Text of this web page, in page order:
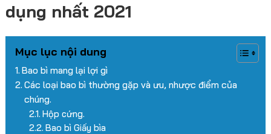
dụng nhất 2021
Mục lục nội dung
Bao bì mang lại lợi gì
Các loại bao bì thường gặp và ưu, nhược điểm của
chúng.
Hộp cứng.
Bao bì Giấy bìa